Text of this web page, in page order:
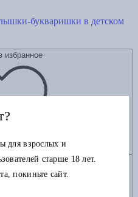
букваришки в детском
избранное
корзину
для взрослых и
старше 18 лет.
покиньте сайт.